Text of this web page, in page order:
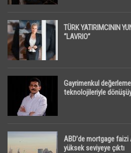
TÜRK YATIRIMCININ
“LAVRIO”
Gayrimenkul
teknolojileriyle
ABD’de mortgage
yüksek seviyeye çıktı